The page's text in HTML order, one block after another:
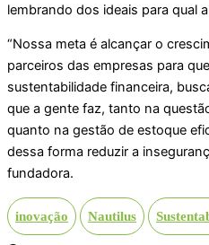
lembrando dos ideais para qual
“Nossa meta é alcançar o
parceiros das empresas para
sustentabilidade financeira,
que a gente faz, tanto na
quanto na gestão de estoque
dessa forma reduzir a
fundadora.
inovação Nautilus